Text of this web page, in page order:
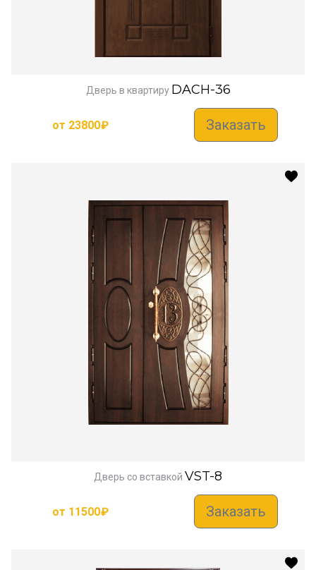
Дверь в квартиру DACH-36
от 23800₽ Заказать
Дверь со вставкой VST-8
от 11500₽ Заказать